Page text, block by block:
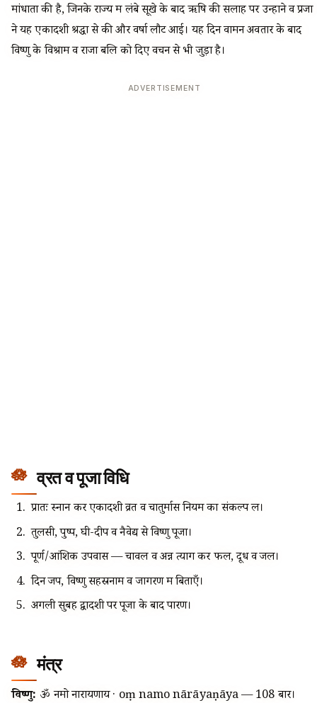
मांधाता की है, जिनके राज्य में लंबे सूखे के बाद ऋषि की सलाह पर उन्होंने व प्रजा
ने यह एकादशी श्रद्धा से की और वर्षा लौट आई। यह दिन वामन अवतार के बाद
विष्णु के विश्राम व राजा बलि को दिए वचन से भी जुड़ा है।
ADVERTISEMENT
व्रत व पूजा विधि
प्रातः स्नान कर एकादशी व्रत व चातुर्मास नियम का संकल्प लें।
तुलसी, पुष्प, घी-दीप व नैवेद्य से विष्णु पूजा।
पूर्ण/आंशिक उपवास — चावल व अन्न त्याग कर फल, दूध व जल।
दिन जप, विष्णु सहस्रनाम व जागरण में बिताएँ।
अगली सुबह द्वादशी पर पूजा के बाद पारण।
मंत्र
विष्णु: ॐ नमो नारायणाय · oṃ namo nārāyaṇāya — 108 बार।